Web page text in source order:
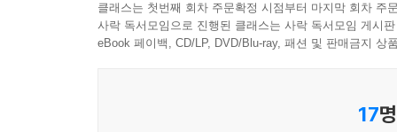
독이 퍼져
눈이 감겨
클래스는 첫번째 회차 주문확정 시점부터 마지막 회차 주
사락 독서모임으로 진행된 클래스는 사락 독서모임 게시
eBook 페이백, CD/LP, DVD/Blu-ray, 패션 및 판매금지 상
17